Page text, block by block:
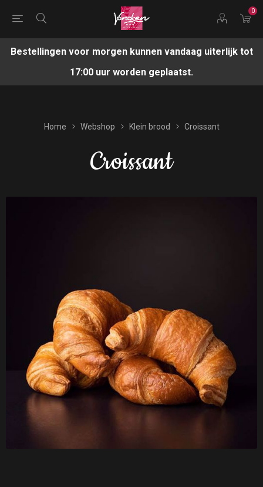
0
Bestellingen voor morgen kunnen vandaag uiterlijk tot
17:00 uur worden geplaatst.
Home Webshop Klein brood Croissant
Croissant